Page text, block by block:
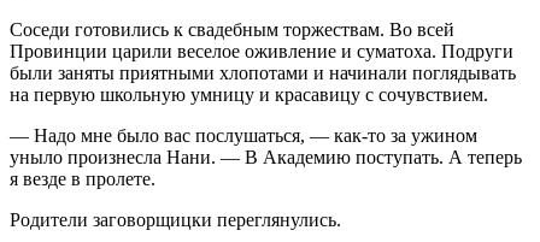
Соседи готовились к свадебным торжествам. Во всей
Провинции царили веселое оживление и суматоха. Подруги
были заняты приятными хлопотами и начинали поглядывать
на первую школьную умницу и красавицу с сочувствием.
— Надо мне было вас послушаться, — как-то за ужином
уныло произнесла Нани. — В Академию поступать. А теперь
я везде в пролете.
Родители заговорщицки переглянулись.